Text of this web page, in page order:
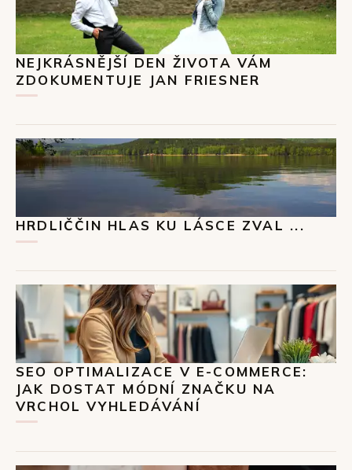
NEJKRÁSNĚJŠÍ DEN ŽIVOTA VÁM
ZDOKUMENTUJE JAN FRIESNER
HRDLIČČIN HLAS KU LÁSCE ZVAL ...
SEO OPTIMALIZACE V E-COMMERCE:
JAK DOSTAT MÓDNÍ ZNAČKU NA
VRCHOL VYHLEDÁVÁNÍ